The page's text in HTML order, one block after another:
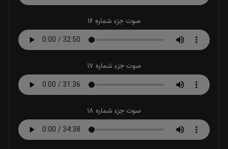
صوت جزء شماره 16
صوت جزء شماره 17
صوت جزء شماره 18